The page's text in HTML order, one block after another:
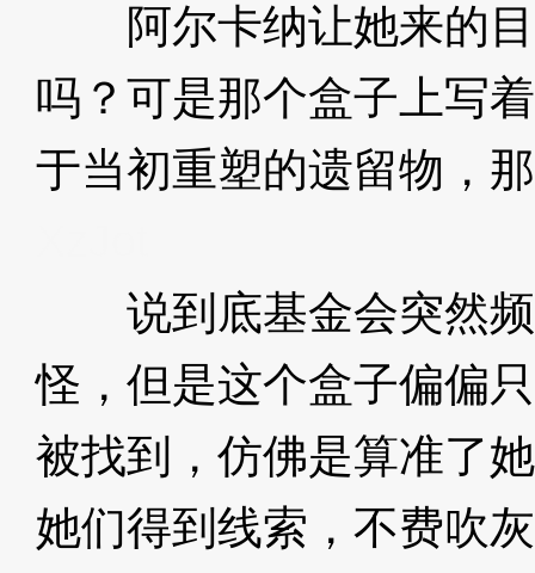
阿尔卡纳让她来的目
吗？可是那个盒子上写
于当初重塑的遗留物，
说到底基金会突然频
怪，但是这个盒子偏偏
被找到，仿佛是算准了
她们得到线索，不费吹